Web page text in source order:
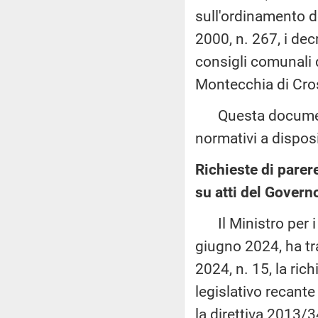
sull'ordinamento
2000, n. 267, i
consigli comunali
Montecchia di
Questa
normativi a
Richieste di
su atti del
Il Ministro per i
giugno 2024, ha
2024, n. 15, la
legislativo
la direttiva 2013/